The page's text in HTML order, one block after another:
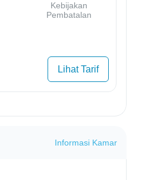
Kebijakan
Pembatalan
Lihat Tarif
Informasi Kamar